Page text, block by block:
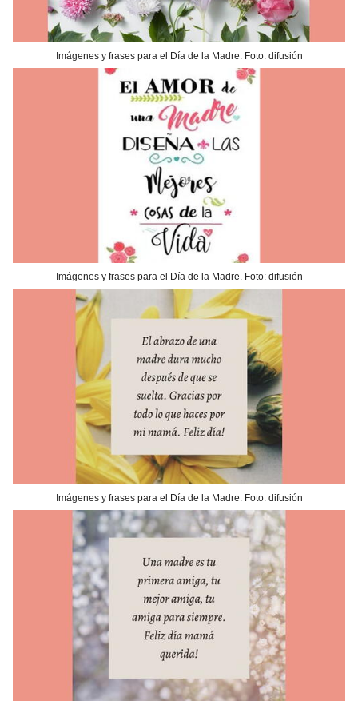
Imágenes y frases para el Día de la Madre. Foto: difusión
Imágenes y frases para el Día de la Madre. Foto: difusión
Imágenes y frases para el Día de la Madre. Foto: difusión